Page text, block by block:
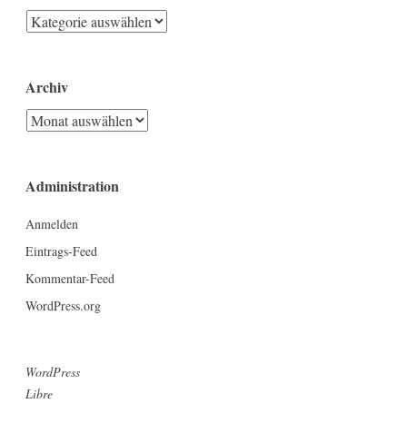
Kategorien
Archiv
Archiv
Administration
Anmelden
Eintrags-Feed
Kommentar-Feed
WordPress.org
WordPress
Libre